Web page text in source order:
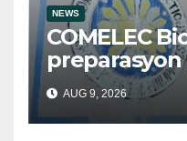
NEWS
COMELEC
preparasyon
BSKE
AUG 9, 2026